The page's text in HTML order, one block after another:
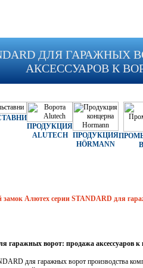
ДЛЯ ГАРАЖНЫХ
АКСЕССУАРОВ К
ПРОДУКЦИЯ
ALUTECH
ПРОДУКЦИЯ
HÖRMANN
замок Алютех серии STANDARD для
гаражных ворот: продажа аксессуаров
для гаражных ворот производства